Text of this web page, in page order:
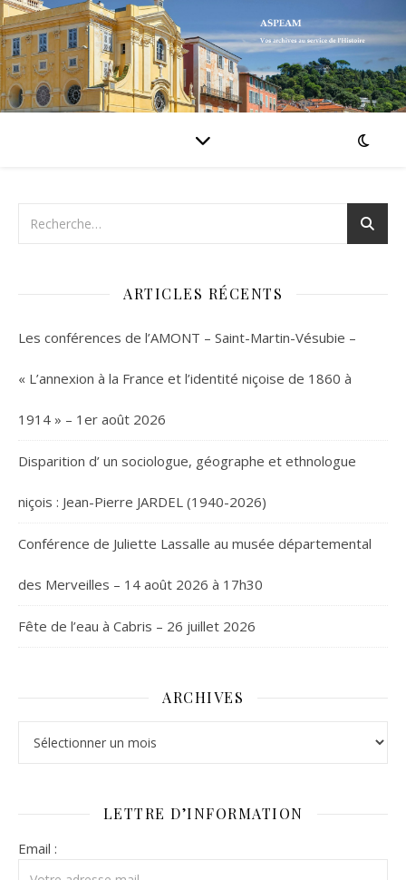
ARTICLES RÉCENTS
Les conférences de l’AMONT – Saint-Martin-Vésubie –
« L’annexion à la France et l’identité niçoise de 1860 à
1914 » – 1er août 2026
Disparition d’ un sociologue, géographe et ethnologue
niçois : Jean-Pierre JARDEL (1940-2026)
Conférence de Juliette Lassalle au musée départemental
des Merveilles – 14 août 2026 à 17h30
Fête de l’eau à Cabris – 26 juillet 2026
ARCHIVES
LETTRE D’INFORMATION
Email :